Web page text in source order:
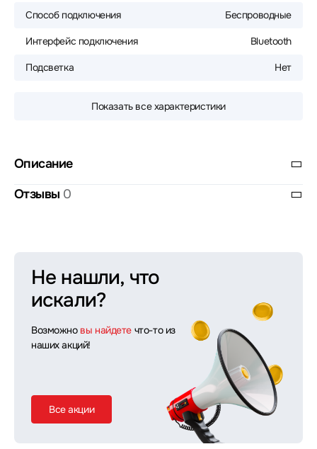
Способ подключения Беспроводные
Интерфейс подключения Bluetooth
Подсветка Нет
Показать все характеристики
Описание
Отзывы 0
Не нашли, что
искали?
Возможно вы найдете что-то из
наших акций!
Все акции